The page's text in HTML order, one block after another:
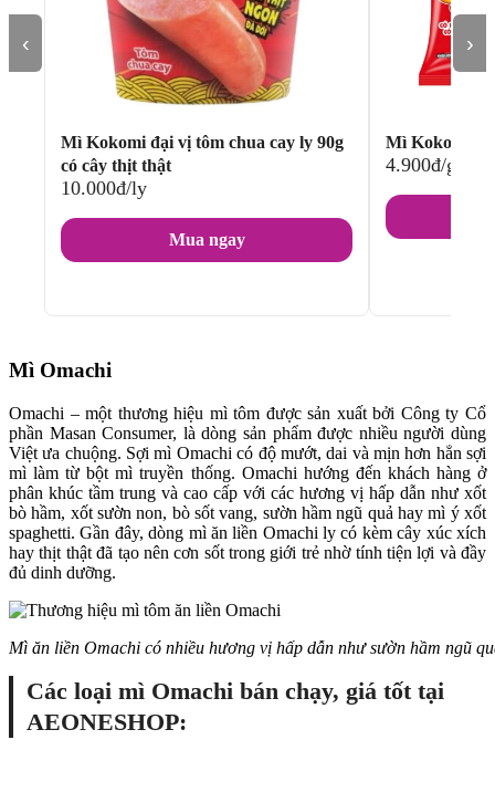
‹ ›
Mì Kokomi đại vị tôm chua cay ly 90g
có cây thịt thật
10.000đ/ly
Mua ngay
Mì Kokomi
4.900đ/gói
Mì Omachi
Omachi – một thương hiệu mì tôm được sản xuất bởi Công ty Cổ
phần Masan Consumer, là dòng sản phẩm được nhiều người dùng
Việt ưa chuộng. Sợi mì Omachi có độ mướt, dai và mịn hơn hẳn sợi
mì làm từ bột mì truyền thống. Omachi hướng đến khách hàng ở
phân khúc tầm trung và cao cấp với các hương vị hấp dẫn như xốt
bò hầm, xốt sườn non, bò sốt vang, sườn hầm ngũ quả hay mì ý xốt
spaghetti. Gần đây, dòng mì ăn liền Omachi ly có kèm cây xúc xích
hay thịt thật đã tạo nên cơn sốt trong giới trẻ nhờ tính tiện lợi và đầy
đủ dinh dưỡng.
Mì ăn liền Omachi có nhiều hương vị hấp dẫn như sườn hầm ngũ
Các loại mì Omachi bán chạy, giá tốt tại
AEONESHOP: